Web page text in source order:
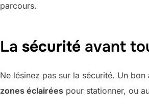
parcours.
La sécurité avant
Ne lésinez pas sur la sécurité. Un bon
zones éclairées pour stationner, ou